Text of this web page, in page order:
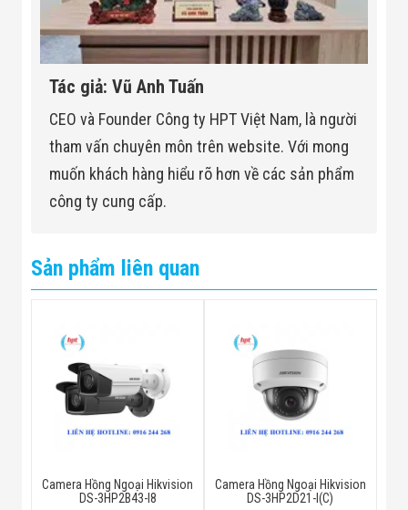
Tác giả: Vũ Anh Tuấn
CEO và Founder Công ty HPT Việt Nam, là người
tham vấn chuyên môn trên website. Với mong
muốn khách hàng hiểu rõ hơn về các sản phẩm
công ty cung cấp.
Sản phẩm liên quan
Camera Hồng Ngoại Hikvision
DS-3HP2B43-I8
Camera Hồng Ngoại Hikvision
DS-3HP2D21-I(C)